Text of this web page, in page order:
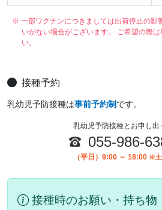
※ 一部ワクチンにつきましては出荷停止の影
いがない場合がございます。 ご希望の際
い。
接種予約
乳幼児予防接種は事前予約制 です。
乳幼児予防接種とお申し出
055-986-
（平日）9:00 ～ 18:00 ※土
接種時のお願い・持ち物